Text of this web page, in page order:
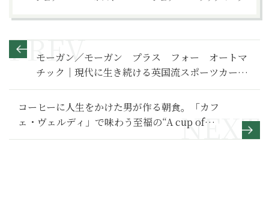
モーガン／モーガン プラス フォー オートマ
チック｜現代に生き続ける英国流スポーツカー。
２シーターオープンの神髄に触れる【石川真禧照
の名車を利く】
コーヒーに人生をかけた男が作る朝食。「カフ
ェ・ヴェルディ」で味わう至福の“A cup of
moment”【京都で朝ごはんを】